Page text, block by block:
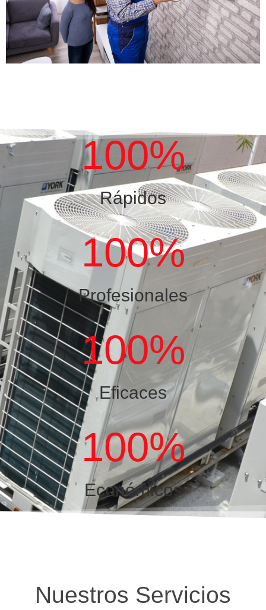
Rápidos
100%
Profesionales
100%
Eficaces
100%
Económicos
100%
Nuestros Servicios